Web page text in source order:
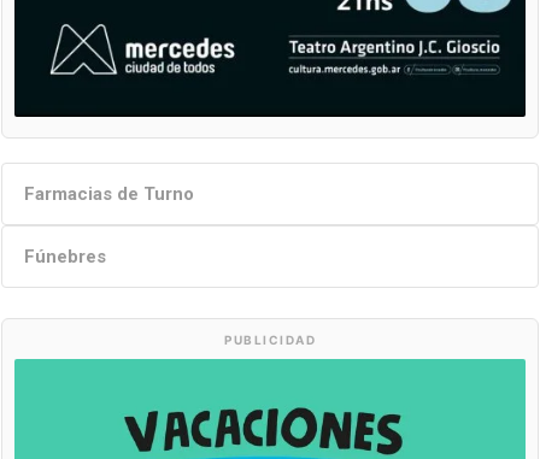
Farmacias de Turno
Fúnebres
PUBLICIDAD